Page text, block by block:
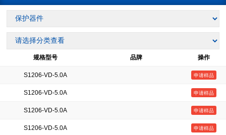
规格型号 品牌 操作
S1206-VD-5.0A 申请样品
S1206-VD-5.0A 申请样品
S1206-VD-5.0A 申请样品
S1206-VD-5.0A 申请样品